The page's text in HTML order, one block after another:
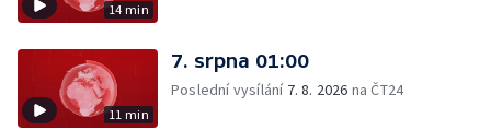
14 min
11 min
7. srpna 01:00
Poslední vysílání 7. 8. 2026 na ČT24